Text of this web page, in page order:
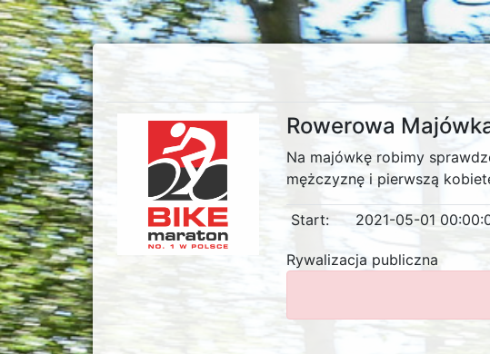
Rowerowa
Na majówkę robimy
mężczyznę i pierwszą
Start: 2021-05-01
Rywalizacja publiczna